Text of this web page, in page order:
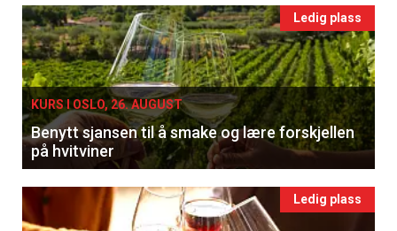
Ledig plass
KURS I OSLO, 26. AUGUST
Benytt sjansen til å smake og lære forskjellen
på hvitviner
Ledig plass